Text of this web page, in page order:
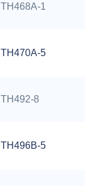
TH468A-1
TH470A-5
TH492-8
TH496B-5